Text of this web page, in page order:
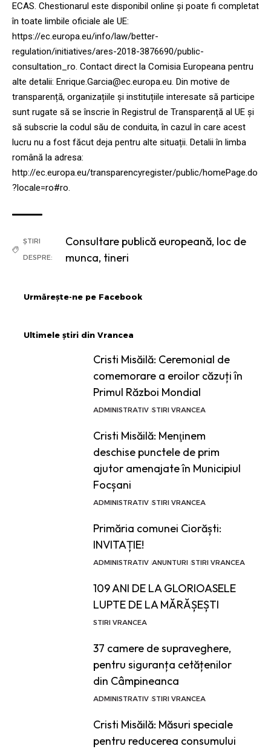
ECAS. Chestionarul este disponibil online și poate fi completat
în toate limbile oficiale ale UE:
https://ec.europa.eu/info/law/better-
regulation/initiatives/ares-2018-3876690/public-
consultation_ro. Contact direct la Comisia Europeana pentru
alte detalii: Enrique.Garcia@ec.europa.eu. Din motive de
transparență, organizațiile și instituțiile interesate să participe
sunt rugate să se înscrie în Registrul de Transparență al UE și
să subscrie la codul său de conduita, în cazul în care acest
lucru nu a fost făcut deja pentru alte situații. Detalii în limba
română la adresa:
http://ec.europa.eu/transparencyregister/public/homePage.do
?locale=ro#ro.
ȘTIRI
DESPRE:
Consultare publică europeană, loc de
munca, tineri
Urmărește-ne pe Facebook
Ultimele știri din Vrancea
Cristi Misăilă: Ceremonial de
comemorare a eroilor căzuți în
Primul Război Mondial
ADMINISTRATIV STIRI VRANCEA
Cristi Misăilă: Menţinem
deschise punctele de prim
ajutor amenajate în Municipiul
Focșani
ADMINISTRATIV STIRI VRANCEA
Primăria comunei Ciorăști:
INVITAȚIE!
ADMINISTRATIV ANUNTURI STIRI VRANCEA
109 ANI DE LA GLORIOASELE
LUPTE DE LA MĂRĂȘEȘTI
STIRI VRANCEA
37 camere de supraveghere,
pentru siguranța cetățenilor
din Câmpineanca
ADMINISTRATIV STIRI VRANCEA
Cristi Misăilă: Măsuri speciale
pentru reducerea consumului